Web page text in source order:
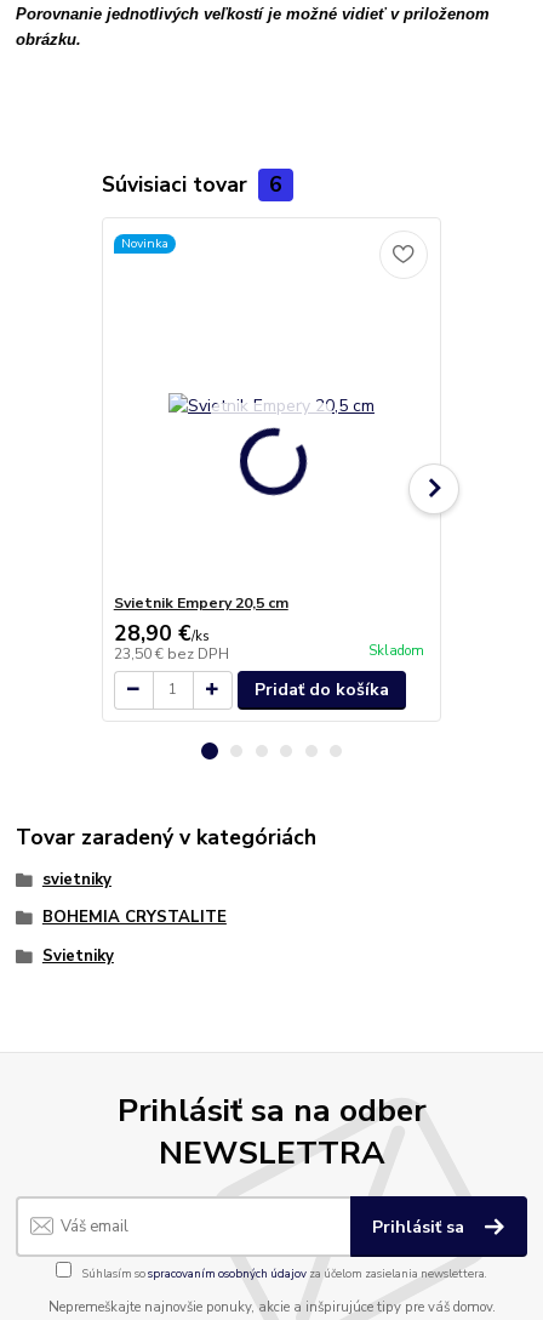
Porovnanie jednotlivých veľkostí je možné vidieť v priloženom
obrázku.
Súvisiaci tovar 6
Novinka
Svietnik Empery 20,5 cm
28,90 €/ks
23,50 € bez DPH Skladom
Pridať do košíka
Tovar zaradený v kategóriách
svietniky
BOHEMIA CRYSTALITE
Svietniky
Prihlásiť sa na odber
NEWSLETTRA
Prihlásiť sa
Súhlasím sospracovaním osobných údajov za účelom zasielania newslettera.
Nepremeškajte najnovšie ponuky, akcie a inšpirujúce tipy pre váš domov.